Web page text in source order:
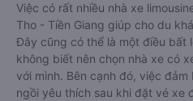
Việc có rất nhiều nhà xe
Tho - Tiền Giang giúp cho du
Đây cũng có thể là một điều bất
không biết nên chọn nhà xe có
với mình. Bên cạnh đó, việc
ngồi yêu thích sau khi đặt vé xe